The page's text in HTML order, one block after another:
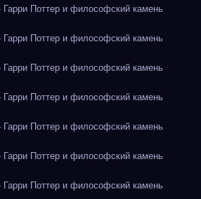
Поттер и философский камень
Поттер и философский камень
Поттер и философский камень
Поттер и философский камень
Поттер и философский камень
Поттер и философский камень
Поттер и философский камень